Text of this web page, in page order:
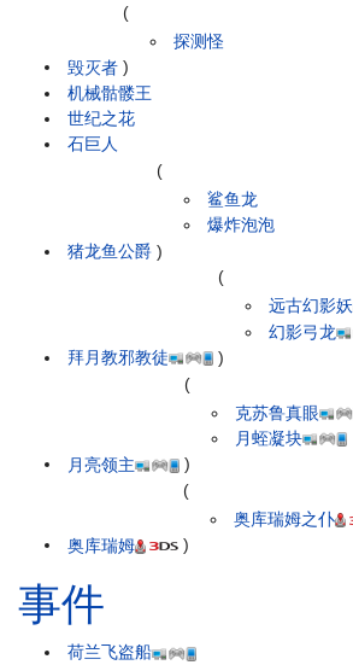
毁灭者
(
探测怪
)
机械骷髅王
世纪之花
石巨人
猪龙鱼公爵
(
鲨鱼龙
爆炸泡泡
)
拜月教邪教徒
(
远古幻影妖
幻影弓龙
)
月亮领主
(
克苏鲁真眼
月蛭凝块
)
奥库瑞姆
(
奥库瑞姆之仆
)
事件
荷兰飞盗船